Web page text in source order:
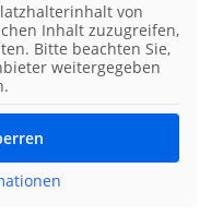
von
Inhalt zuzugreifen,
Bitte beachten Sie,
weitergegeben